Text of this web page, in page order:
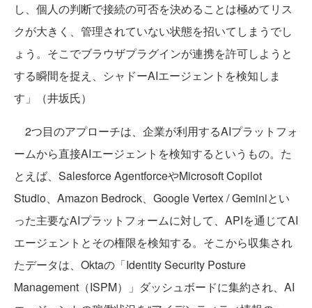
し、個人の判断で接続の可否を決めることは極めてリス
クが大きく、管理されていない状態を招いてしまうでし
ょう。そこでブラウザプラグインが連携を許可しようと
する瞬間を捉え、シャドーAIエージェントを検知しま
す」（井坂氏）
2つ目のアプローチは、企業が利用するAIプラットフォ
ームから直接AIエージェントを検知するというもの。た
とえば、Salesforce AgentforceやMicrosoft Copilot
Studio、Amazon Bedrock、Google Vertex / Geminiとい
った主要なAIプラットフォームに対して、APIを通じてAI
エージェントとその権限を検知する。そこから収集され
たデータは、Oktaの「Identity Security Posture
Management（ISPM）」ダッシュボードに集約され、AI